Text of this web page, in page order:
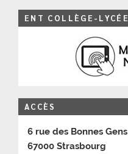
ENT COLLÈGE-LYCÉE
ACCÈS
6 rue des Bonnes Gens
67000 Strasbourg